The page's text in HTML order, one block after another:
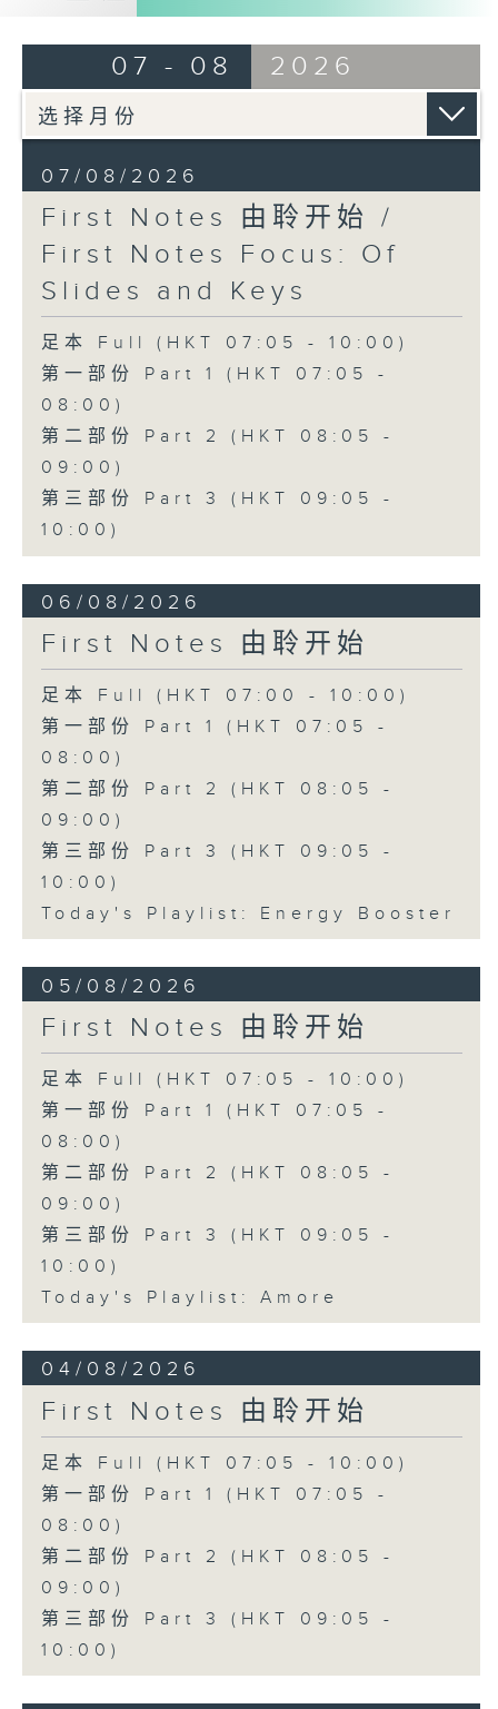
07 - 08 2026
07/08/2026
First Notes 由聆开始 /
First Notes Focus: Of
Slides and Keys
足本 Full (HKT 07:05 - 10:00)
第一部份 Part 1 (HKT 07:05 -
08:00)
第二部份 Part 2 (HKT 08:05 -
09:00)
第三部份 Part 3 (HKT 09:05 -
10:00)
06/08/2026
First Notes 由聆开始
足本 Full (HKT 07:00 - 10:00)
第一部份 Part 1 (HKT 07:05 -
08:00)
第二部份 Part 2 (HKT 08:05 -
09:00)
第三部份 Part 3 (HKT 09:05 -
10:00)
Today's Playlist: Energy Booster
05/08/2026
First Notes 由聆开始
足本 Full (HKT 07:05 - 10:00)
第一部份 Part 1 (HKT 07:05 -
08:00)
第二部份 Part 2 (HKT 08:05 -
09:00)
第三部份 Part 3 (HKT 09:05 -
10:00)
Today's Playlist: Amore
04/08/2026
First Notes 由聆开始
足本 Full (HKT 07:05 - 10:00)
第一部份 Part 1 (HKT 07:05 -
08:00)
第二部份 Part 2 (HKT 08:05 -
09:00)
第三部份 Part 3 (HKT 09:05 -
10:00)